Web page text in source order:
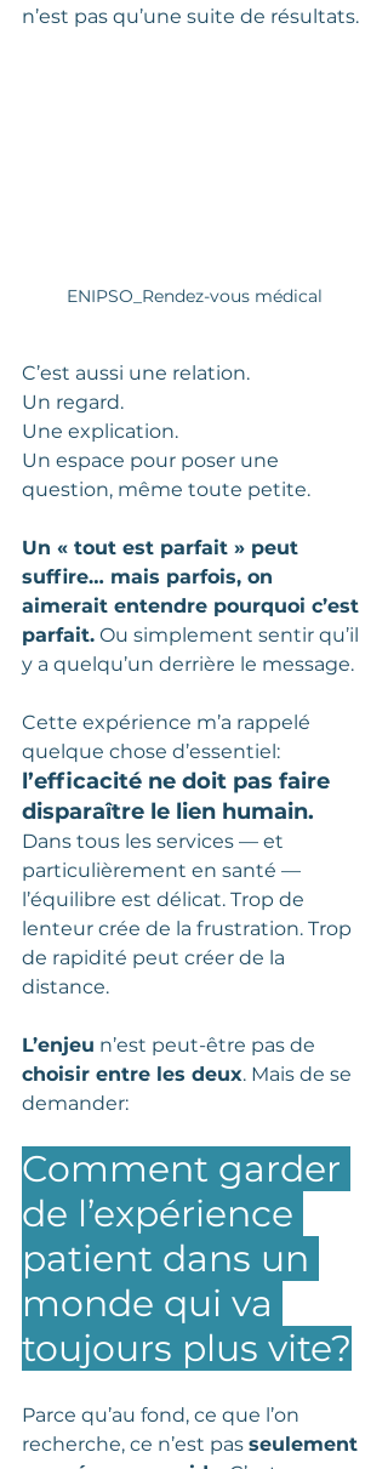
n’est pas qu’une suite de résultats.
ENIPSO_Rendez-vous médical
C’est aussi une relation.
Un regard.
Une explication.
Un espace pour poser une
question, même toute petite.
Un « tout est parfait » peut
suffire… mais parfois, on
aimerait entendre pourquoi c’est
parfait. Ou simplement sentir qu’il
y a quelqu’un derrière le message.
Cette expérience m’a rappelé
quelque chose d’essentiel:
l’efficacité ne doit pas faire
disparaître le lien humain.
Dans tous les services — et
particulièrement en santé —
l’équilibre est délicat. Trop de
lenteur crée de la frustration. Trop
de rapidité peut créer de la
distance.
L’enjeu n’est peut-être pas de
choisir entre les deux. Mais de se
demander:
Comment garder
de l’expérience
patient dans un
monde qui va
toujours plus vite?
Parce qu’au fond, ce que l’on
recherche, ce n’est pas seulement